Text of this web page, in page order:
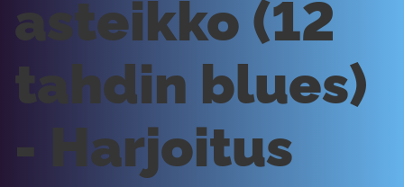
asteikko (12
tahdin blues)
- Harjoitus